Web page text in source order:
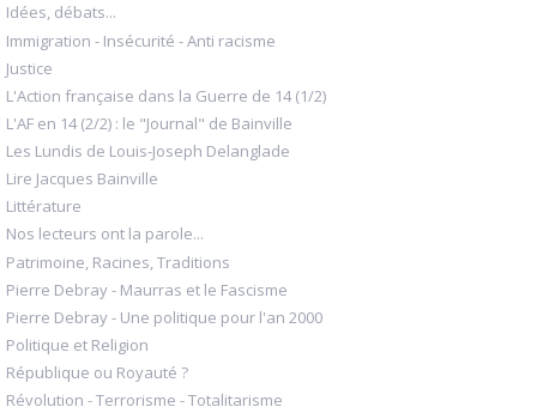
Idées, débats...
Immigration - Insécurité - Anti racisme
Justice
L'Action française dans la Guerre de 14 (1/2)
L'AF en 14 (2/2) : le "Journal" de Bainville
Les Lundis de Louis-Joseph Delanglade
Lire Jacques Bainville
Littérature
Nos lecteurs ont la parole...
Patrimoine, Racines, Traditions
Pierre Debray - Maurras et le Fascisme
Pierre Debray - Une politique pour l'an 2000
Politique et Religion
République ou Royauté ?
Révolution - Terrorisme - Totalitarisme